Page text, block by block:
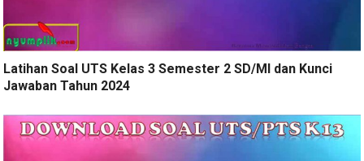
Latihan Soal UTS Kelas 3 Semester 2 SD/MI dan Kunci
Jawaban Tahun 2024